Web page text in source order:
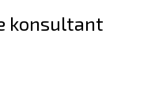
konsultant